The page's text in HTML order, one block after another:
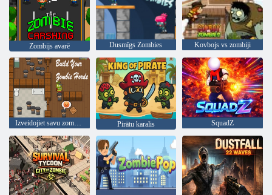
Zombijs avarē Dusmīgs Zombies Kovbojs vs zombiji
Izveidojiet savu zombiju ordu Pirātu karalis SquadZ